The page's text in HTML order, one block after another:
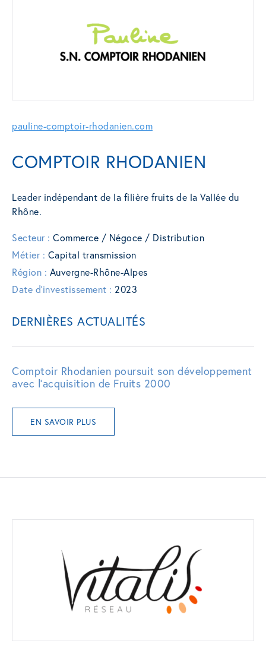
pauline-comptoir-rhodanien.com
COMPTOIR RHODANIEN
Leader indépendant de la filière fruits de la Vallée du
Rhône.
Secteur : Commerce / Négoce / Distribution
Métier : Capital transmission
Région : Auvergne-Rhône-Alpes
Date d'investissement : 2023
DERNIÈRES ACTUALITÉS
Comptoir Rhodanien poursuit son développement
avec l’acquisition de Fruits 2000
EN SAVOIR PLUS